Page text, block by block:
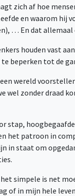
zich af hoe
en waarom hij
… En dat
houden vast
beperken tot de
wereld
wel zonder draad
stap,
het patroon in
in staat om
simpele is net
of in mijn hele